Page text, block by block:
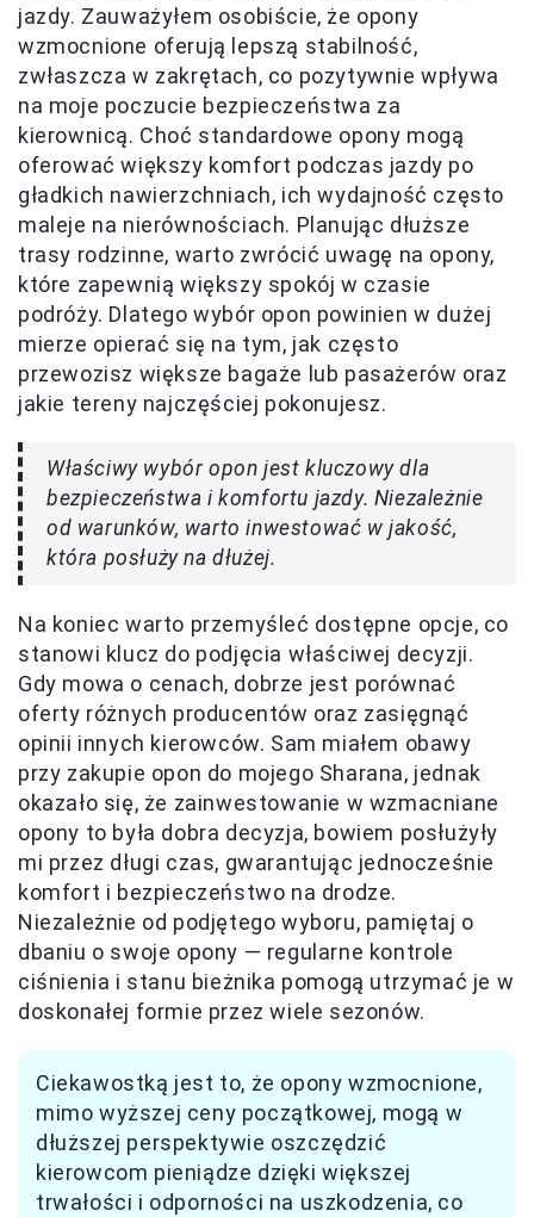
jazdy. Zauważyłem osobiście, że opony
wzmocnione oferują lepszą stabilność,
zwłaszcza w zakrętach, co pozytywnie wpływa
na moje poczucie bezpieczeństwa za
kierownicą. Choć standardowe opony mogą
oferować większy komfort podczas jazdy po
gładkich nawierzchniach, ich wydajność często
maleje na nierównościach. Planując dłuższe
trasy rodzinne, warto zwrócić uwagę na opony,
które zapewnią większy spokój w czasie
podróży. Dlatego wybór opon powinien w dużej
mierze opierać się na tym, jak często
przewozisz większe bagaże lub pasażerów oraz
jakie tereny najczęściej pokonujesz.
Właściwy wybór opon jest kluczowy dla
bezpieczeństwa i komfortu jazdy. Niezależnie
od warunków, warto inwestować w jakość,
która posłuży na dłużej.
Na koniec warto przemyśleć dostępne opcje, co
stanowi klucz do podjęcia właściwej decyzji.
Gdy mowa o cenach, dobrze jest porównać
oferty różnych producentów oraz zasięgnąć
opinii innych kierowców. Sam miałem obawy
przy zakupie opon do mojego Sharana, jednak
okazało się, że zainwestowanie w wzmacniane
opony to była dobra decyzja, bowiem posłużyły
mi przez długi czas, gwarantując jednocześnie
komfort i bezpieczeństwo na drodze.
Niezależnie od podjętego wyboru, pamiętaj o
dbaniu o swoje opony — regularne kontrole
ciśnienia i stanu bieżnika pomogą utrzymać je w
doskonałej formie przez wiele sezonów.
Ciekawostką jest to, że opony wzmocnione,
mimo wyższej ceny początkowej, mogą w
dłuższej perspektywie oszczędzić
kierowcom pieniądze dzięki większej
trwałości i odporności na uszkodzenia, co